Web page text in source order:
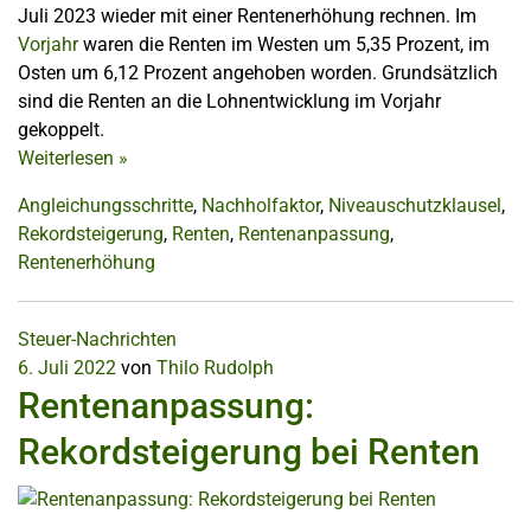
Juli 2023 wieder mit einer Rentenerhöhung rechnen. Im
Vorjahrwaren die Renten im Westen um 5,35 Prozent, im
Osten um 6,12 Prozent angehoben worden. Grundsätzlich
sind die Renten an die Lohnentwicklung im Vorjahr
gekoppelt.
Weiterlesen »
Angleichungsschritte, Nachholfaktor, Niveauschutzklausel,
Rekordsteigerung, Renten, Rentenanpassung,
Rentenerhöhung
Steuer-Nachrichten
6. Juli 2022 von Thilo Rudolph
Rentenanpassung:
Rekordsteigerung bei Renten